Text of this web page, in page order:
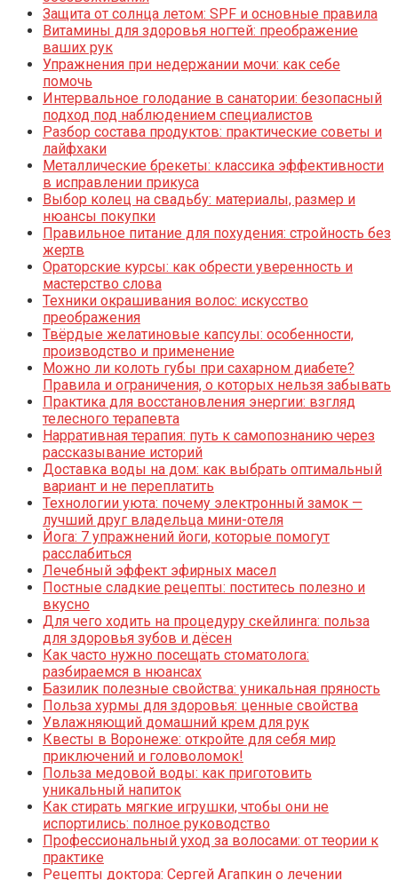
Защита от солнца летом: SPF и основные правила
Витамины для здоровья ногтей: преображение
ваших рук
Упражнения при недержании мочи: как себе
помочь
Интервальное голодание в санатории: безопасный
подход под наблюдением специалистов
Разбор состава продуктов: практические советы и
лайфхаки
Металлические брекеты: классика эффективности
в исправлении прикуса
Выбор колец на свадьбу: материалы, размер и
нюансы покупки
Правильное питание для похудения: стройность без
жертв
Ораторские курсы: как обрести уверенность и
мастерство слова
Техники окрашивания волос: искусство
преображения
Твёрдые желатиновые капсулы: особенности,
производство и применение
Можно ли колоть губы при сахарном диабете?
Правила и ограничения, о которых нельзя забывать
Практика для восстановления энергии: взгляд
телесного терапевта
Нарративная терапия: путь к самопознанию через
рассказывание историй
Доставка воды на дом: как выбрать оптимальный
вариант и не переплатить
Технологии уюта: почему электронный замок —
лучший друг владельца мини-отеля
Йога: 7 упражнений йоги, которые помогут
расслабиться
Лечебный эффект эфирных масел
Постные сладкие рецепты: поститесь полезно и
вкусно
Для чего ходить на процедуру скейлинга: польза
для здоровья зубов и дёсен
Как часто нужно посещать стоматолога:
разбираемся в нюансах
Базилик полезные свойства: уникальная пряность
Польза хурмы для здоровья: ценные свойства
Увлажняющий домашний крем для рук
Квесты в Воронеже: откройте для себя мир
приключений и головоломок!
Польза медовой воды: как приготовить
уникальный напиток
Как стирать мягкие игрушки, чтобы они не
испортились: полное руководство
Профессиональный уход за волосами: от теории к
практике
Рецепты доктора: Сергей Агапкин о лечении